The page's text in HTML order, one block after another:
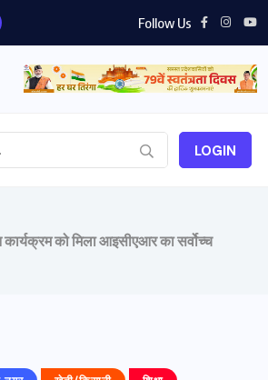
Follow Us
LOGIN
को मिला आइसीएआर का सर्वोच्च